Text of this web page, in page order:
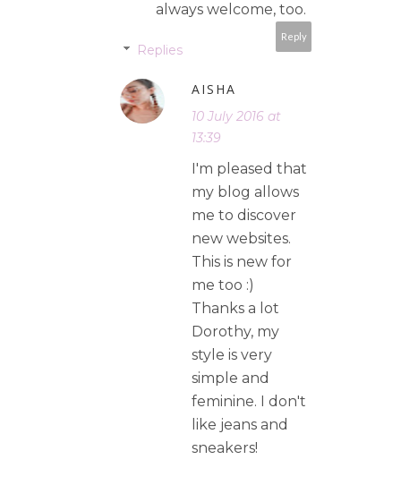
always welcome, too.
Reply
Replies
AISHA
10 July 2016 at
13:39
I'm pleased that
my blog allows
me to discover
new websites.
This is new for
me too :)
Thanks a lot
Dorothy, my
style is very
simple and
feminine. I don't
like jeans and
sneakers!